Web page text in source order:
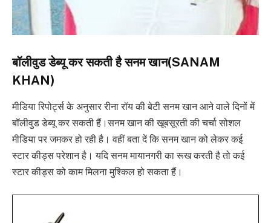
बॉलीवुड डेब्यू कर सकती है सनम खान(SANAM
KHAN)
मीडिया रिपोर्ट्स के अनुसार रीना रॉय की बेटी सनम खान आने वाले दिनों में
बॉलीवुड डेब्यू कर सकती हैं।सनम खान की खूबसूरती की चर्चा सोशल
मीडिया पर जमकर हो रही है। वहीं बता दें कि सनम खान को लेकर कई
स्टार कीड्स परेशान है। ​यदि सनम मायानगरी का रूख करती है तो कई
स्टार कीड्स को काम मिलना मुश्किल हो सकता हैं।